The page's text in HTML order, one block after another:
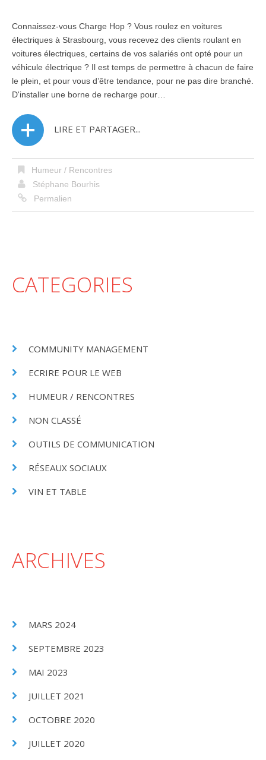
Connaissez-vous Charge Hop ? Vous roulez en voitures
électriques à Strasbourg, vous recevez des clients roulant en
voitures électriques, certains de vos salariés ont opté pour un
véhicule électrique ? Il est temps de permettre à chacun de faire
le plein, et pour vous d’être tendance, pour ne pas dire branché.
D'installer une borne de recharge pour…
LIRE ET PARTAGER...
Humeur / Rencontres
Stéphane Bourhis
Permalien
CATEGORIES
COMMUNITY MANAGEMENT
ECRIRE POUR LE WEB
HUMEUR / RENCONTRES
NON CLASSÉ
OUTILS DE COMMUNICATION
RÉSEAUX SOCIAUX
VIN ET TABLE
ARCHIVES
MARS 2024
SEPTEMBRE 2023
MAI 2023
JUILLET 2021
OCTOBRE 2020
JUILLET 2020